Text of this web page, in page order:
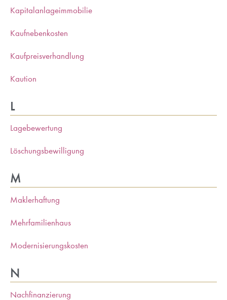
Kapitalanlageimmobilie
Kaufnebenkosten
Kaufpreisverhandlung
Kaution
L
Lagebewertung
Löschungsbewilligung
M
Maklerhaftung
Mehrfamilienhaus
Modernisierungskosten
N
Nachfinanzierung